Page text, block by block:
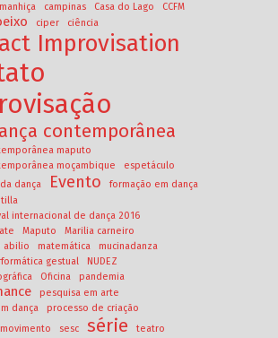
campinas Casa do Lago CCFM
ciper ciência
Improvisation
contemporânea
maputo
moçambique
espetáculo
dança
Evento
formação em dança
internacional de dança 2016
Maputo
Marilia carneiro
abilio
matemática
mucinadanza
gestual
NUDEZ
Oficina pandemia
pesquisa em arte
dança
processo de criação
sesc série
teatro